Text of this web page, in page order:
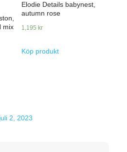
mix
Elodie Details babynest,
autumn rose
1,195 kr
Köp produkt
juli 2, 2023